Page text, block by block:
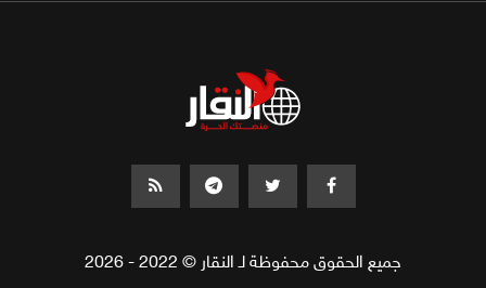
جميع الحقوق محفوظة لـ النقار © 2022 - 2026